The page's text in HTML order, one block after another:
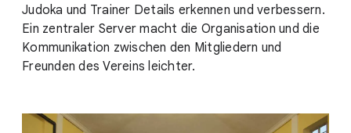
Judoka und Trainer Details erkennen und verbessern.
Ein zentraler Server macht die Organisation und die
Kommunikation zwischen den Mitgliedern und
Freunden des Vereins leichter.